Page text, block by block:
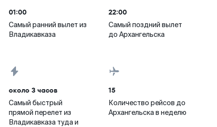
01:00
Самый ранний вылет из
Владикавказа
22:00
Самый поздний вылет
до Архангельска
около 3 часов
Самый быстрый
прямой перелет из
Владикавказа туда и
15
Количество рейсов до
Архангельска в неделю